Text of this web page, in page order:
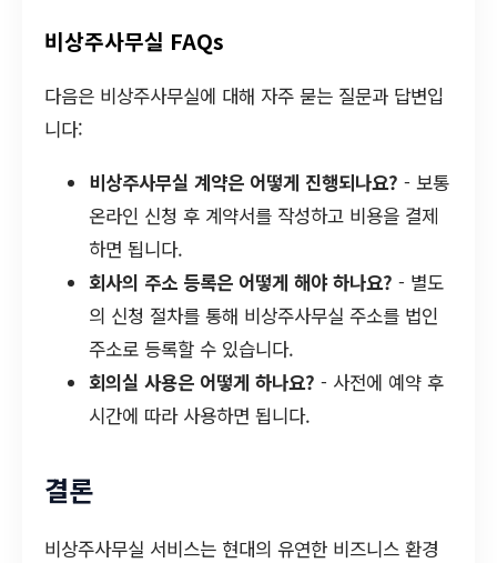
비상주사무실 FAQs
다음은 비상주사무실에 대해 자주 묻는 질문과 답변입
니다:
비상주사무실 계약은 어떻게 진행되나요? - 보통
온라인 신청 후 계약서를 작성하고 비용을 결제
하면 됩니다.
회사의 주소 등록은 어떻게 해야 하나요? - 별도
의 신청 절차를 통해 비상주사무실 주소를 법인
주소로 등록할 수 있습니다.
회의실 사용은 어떻게 하나요? - 사전에 예약 후
시간에 따라 사용하면 됩니다.
결론
비상주사무실 서비스는 현대의 유연한 비즈니스 환경